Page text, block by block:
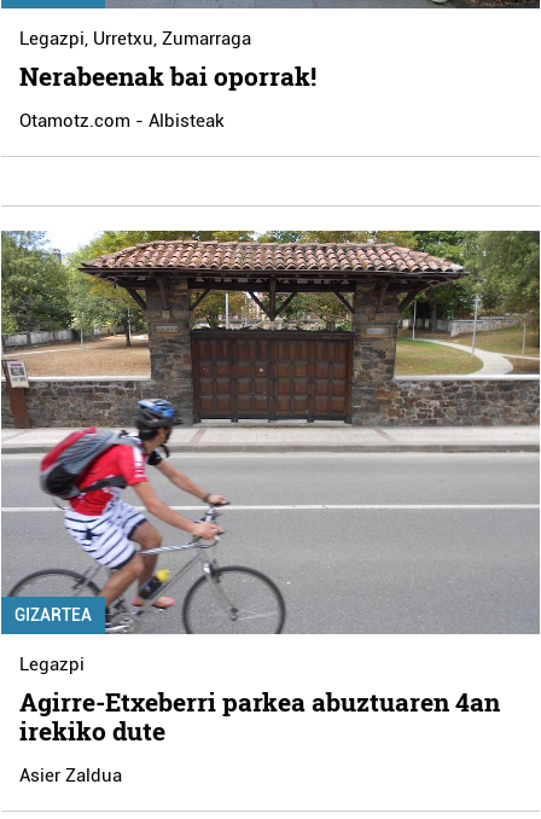
Legazpi, Urretxu,Zumarraga
Nerabeenak bai oporrak!
Otamotz.com - Albisteak
GIZARTEA
Legazpi
Agirre-Etxeberri parkea abuztuaren 4an
irekiko dute
Asier Zaldua